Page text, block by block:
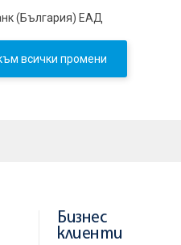
(България) ЕАД
всички промени
Бизнес
клиенти